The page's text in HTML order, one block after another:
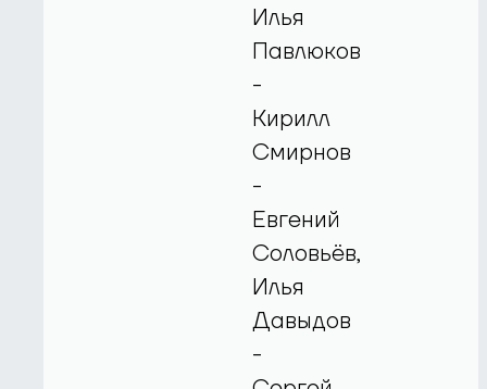
Илья
Павлюков
-
Кирилл
Смирнов
-
Евгений
Соловьёв,
Илья
Давыдов
-